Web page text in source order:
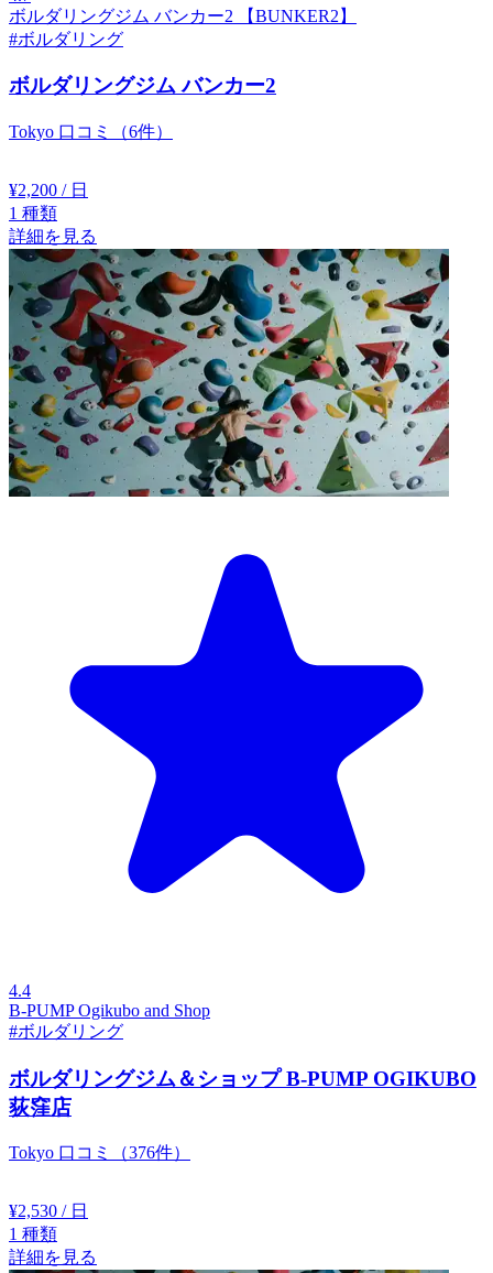
ボルダリングジム バンカー2 【BUNKER2】
#ボルダリング
ボルダリングジム バンカー2
Tokyo 口コミ（6件）
¥2,200 / 日
1 種類
詳細を見る
4.4
B-PUMP Ogikubo and Shop
#ボルダリング
ボルダリングジム＆ショップ B-PUMP OGIKUBO
荻窪店
Tokyo 口コミ（376件）
¥2,530 / 日
1 種類
詳細を見る